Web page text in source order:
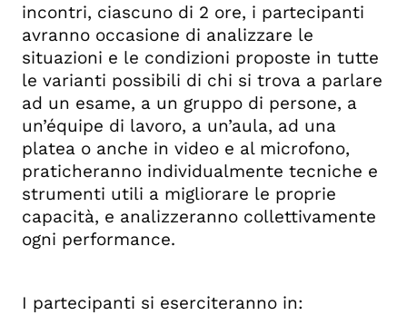
incontri, ciascuno di 2 ore, i partecipanti
avranno occasione di analizzare le
situazioni e le condizioni proposte in tutte
le varianti possibili di chi si trova a parlare
ad un esame, a un gruppo di persone, a
un’équipe di lavoro, a un’aula, ad una
platea o anche in video e al microfono,
praticheranno individualmente tecniche e
strumenti utili a migliorare le proprie
capacità, e analizzeranno collettivamente
ogni performance.
I partecipanti si eserciteranno in: